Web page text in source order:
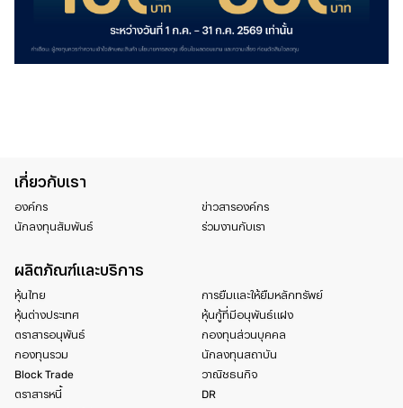
เกี่ยวกับเรา
องค์กร
นักลงทุนสัมพันธ์
ข่าวสารองค์กร
ร่วมงานกับเรา
ผลิตภัณฑ์และบริการ
หุ้นไทย
หุ้นต่างประเทศ
ตราสารอนุพันธ์
กองทุนรวม
Block Trade
ตราสารหนี้
การยืมและให้ยืมหลักทรัพย์
หุ้นกู้ที่มีอนุพันธ์แฝง
กองทุนส่วนบุคคล
นักลงทุนสถาบัน
วาณิชธนกิจ
DR